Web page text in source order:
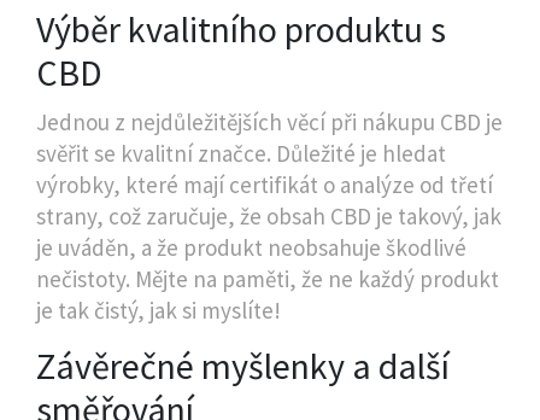
Výběr kvalitního produktu s
CBD
Jednou z nejdůležitějších věcí při nákupu CBD je
svěřit se kvalitní značce. Důležité je hledat
výrobky, které mají certifikát o analýze od třetí
strany, což zaručuje, že obsah CBD je takový, jak
je uváděn, a že produkt neobsahuje škodlivé
nečistoty. Mějte na paměti, že ne každý produkt
je tak čistý, jak si myslíte!
Závěrečné myšlenky a další
směřování